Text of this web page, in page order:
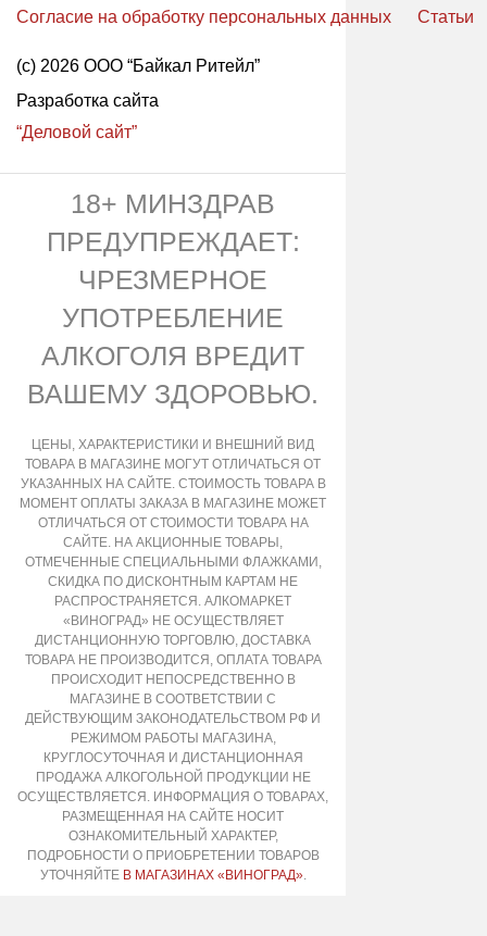
Согласие на обработку персональных данных Статьи
(с) 2026 ООО “Байкал Ритейл”
Разработка сайта
“Деловой сайт”
18+ МИНЗДРАВ
ПРЕДУПРЕЖДАЕТ:
ЧРЕЗМЕРНОЕ
УПОТРЕБЛЕНИЕ
АЛКОГОЛЯ ВРЕДИТ
ВАШЕМУ ЗДОРОВЬЮ.
ЦЕНЫ, ХАРАКТЕРИСТИКИ И ВНЕШНИЙ ВИД
ТОВАРА В МАГАЗИНЕ МОГУТ ОТЛИЧАТЬСЯ ОТ
УКАЗАННЫХ НА САЙТЕ. СТОИМОСТЬ ТОВАРА В
МОМЕНТ ОПЛАТЫ ЗАКАЗА В МАГАЗИНЕ МОЖЕТ
ОТЛИЧАТЬСЯ ОТ СТОИМОСТИ ТОВАРА НА
САЙТЕ. НА АКЦИОННЫЕ ТОВАРЫ,
ОТМЕЧЕННЫЕ СПЕЦИАЛЬНЫМИ ФЛАЖКАМИ,
СКИДКА ПО ДИСКОНТНЫМ КАРТАМ НЕ
РАСПРОСТРАНЯЕТСЯ. АЛКОМАРКЕТ
«ВИНОГРАД» НЕ ОСУЩЕСТВЛЯЕТ
ДИСТАНЦИОННУЮ ТОРГОВЛЮ, ДОСТАВКА
ТОВАРА НЕ ПРОИЗВОДИТСЯ, ОПЛАТА ТОВАРА
ПРОИСХОДИТ НЕПОСРЕДСТВЕННО В
МАГАЗИНЕ В СООТВЕТСТВИИ С
ДЕЙСТВУЮЩИМ ЗАКОНОДАТЕЛЬСТВОМ РФ И
РЕЖИМОМ РАБОТЫ МАГАЗИНА,
КРУГЛОСУТОЧНАЯ И ДИСТАНЦИОННАЯ
ПРОДАЖА АЛКОГОЛЬНОЙ ПРОДУКЦИИ НЕ
ОСУЩЕСТВЛЯЕТСЯ. ИНФОРМАЦИЯ О ТОВАРАХ,
РАЗМЕЩЕННАЯ НА САЙТЕ НОСИТ
ОЗНАКОМИТЕЛЬНЫЙ ХАРАКТЕР,
ПОДРОБНОСТИ О ПРИОБРЕТЕНИИ ТОВАРОВ
УТОЧНЯЙТЕ В МАГАЗИНАХ «ВИНОГРАД».